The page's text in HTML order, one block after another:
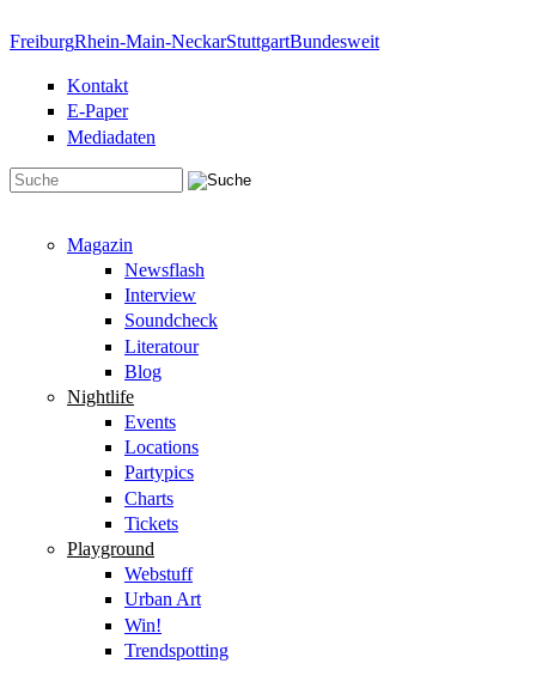
FreiburgRhein-Main-NeckarStuttgartBundesweit
Kontakt
E-Paper
Mediadaten
Magazin
Newsflash
Interview
Soundcheck
Literatour
Blog
Nightlife
Events
Locations
Partypics
Charts
Tickets
Playground
Webstuff
Urban Art
Win!
Trendspotting